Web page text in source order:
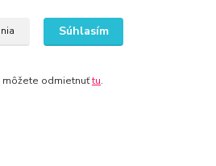
Súhlasím
môžete odmietnuťtu.